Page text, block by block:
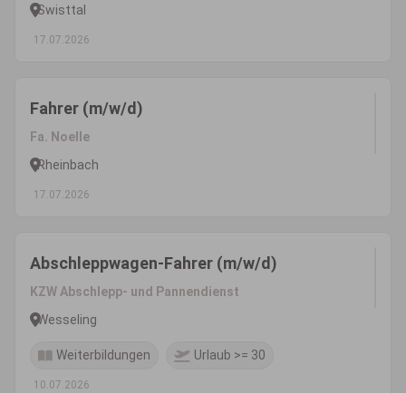
Swisttal
17.07.2026
Fahrer (m/w/d)
Fa. Noelle
Rheinbach
17.07.2026
Abschleppwagen-Fahrer (m/w/d)
KZW Abschlepp- und Pannendienst
Wesseling
Weiterbildungen Urlaub >= 30
10.07.2026